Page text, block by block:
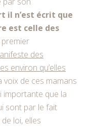
il n’est écrit que
est celle des
premier
des
environ qu’elles
voix de ces mamans
importante que la
sont par le fait
loi, elles